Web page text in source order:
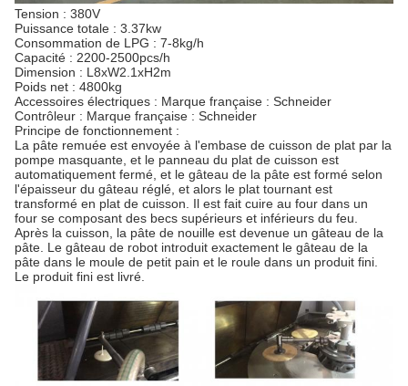
Tension : 380V
Puissance totale : 3.37kw
Consommation de LPG : 7-8kg/h
Capacité : 2200-2500pcs/h
Dimension : L8xW2.1xH2m
Poids net : 4800kg
Accessoires électriques : Marque française : Schneider
Contrôleur : Marque française : Schneider
Principe de fonctionnement :
La pâte remuée est envoyée à l'embase de cuisson de plat par la
pompe masquante, et le panneau du plat de cuisson est
automatiquement fermé, et le gâteau de la pâte est formé selon
l'épaisseur du gâteau réglé, et alors le plat tournant est
transformé en plat de cuisson. Il est fait cuire au four dans un
four se composant des becs supérieurs et inférieurs du feu.
Après la cuisson, la pâte de nouille est devenue un gâteau de la
pâte. Le gâteau de robot introduit exactement le gâteau de la
pâte dans le moule de petit pain et le roule dans un produit fini.
Le produit fini est livré.